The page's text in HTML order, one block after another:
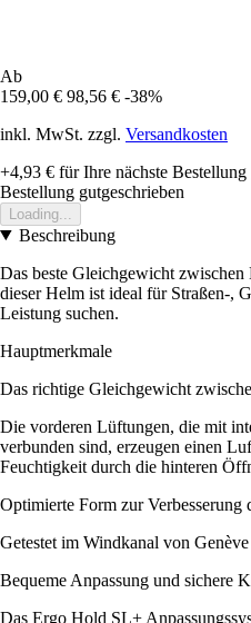
Ab
159,00 € 98,56 € -38%
inkl. MwSt. zzgl. Versandkosten
+4,93 € für Ihre nächste Bestellung
Bestellung gutgeschrieben
Loading...
Beschreibung
Das beste Gleichgewicht
dieser Helm ist ideal für Straßen-,
Leistung suchen.
Hauptmerkmale
Das richtige Gleichgewicht
Die vorderen Lüftungen, die mit
verbunden sind, erzeugen einen
Feuchtigkeit durch die hinteren
Optimierte Form zur Verbesserung
Getestet im Windkanal von
Bequeme Anpassung und sichere
Das Ergo Hold SL+